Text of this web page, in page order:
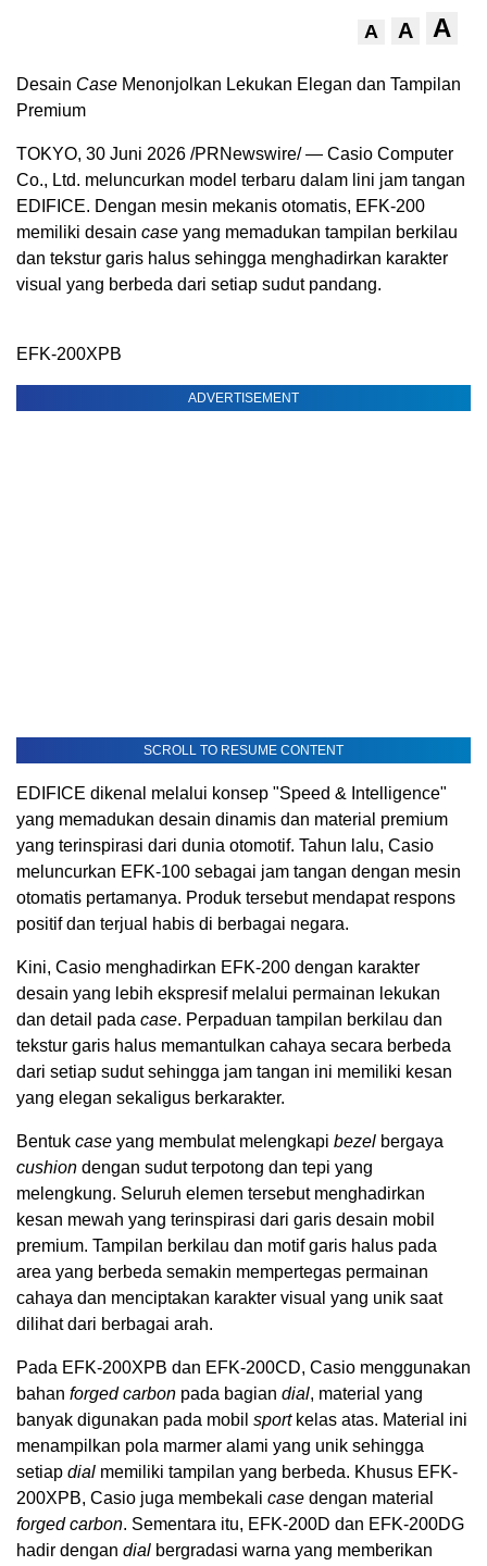
A A A
Desain Case Menonjolkan Lekukan Elegan dan Tampilan
Premium
TOKYO, 30 Juni 2026 /PRNewswire/ — Casio Computer
Co., Ltd. meluncurkan model terbaru dalam lini jam tangan
EDIFICE. Dengan mesin mekanis otomatis, EFK-200
memiliki desain case yang memadukan tampilan berkilau
dan tekstur garis halus sehingga menghadirkan karakter
visual yang berbeda dari setiap sudut pandang.
EFK-200XPB
ADVERTISEMENT
SCROLL TO RESUME CONTENT
EDIFICE dikenal melalui konsep "Speed & Intelligence"
yang memadukan desain dinamis dan material premium
yang terinspirasi dari dunia otomotif. Tahun lalu, Casio
meluncurkan EFK-100 sebagai jam tangan dengan mesin
otomatis pertamanya. Produk tersebut mendapat respons
positif dan terjual habis di berbagai negara.
Kini, Casio menghadirkan EFK-200 dengan karakter
desain yang lebih ekspresif melalui permainan lekukan
dan detail pada case. Perpaduan tampilan berkilau dan
tekstur garis halus memantulkan cahaya secara berbeda
dari setiap sudut sehingga jam tangan ini memiliki kesan
yang elegan sekaligus berkarakter.
Bentuk case yang membulat melengkapi bezel bergaya
cushion dengan sudut terpotong dan tepi yang
melengkung. Seluruh elemen tersebut menghadirkan
kesan mewah yang terinspirasi dari garis desain mobil
premium. Tampilan berkilau dan motif garis halus pada
area yang berbeda semakin mempertegas permainan
cahaya dan menciptakan karakter visual yang unik saat
dilihat dari berbagai arah.
Pada EFK-200XPB dan EFK-200CD, Casio menggunakan
bahan forged carbon pada bagian dial, material yang
banyak digunakan pada mobil sportkelas atas. Material ini
menampilkan pola marmer alami yang unik sehingga
setiap dial memiliki tampilan yang berbeda. Khusus EFK-
200XPB, Casio juga membekali case dengan material
forged carbon. Sementara itu, EFK-200D dan EFK-200DG
hadir dengan dial bergradasi warna yang memberikan